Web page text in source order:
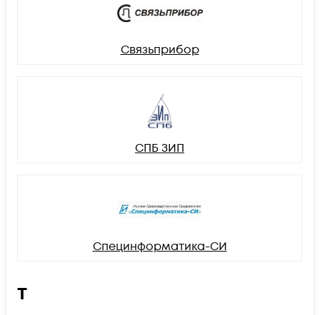
Связьприбор
СПБ ЗИП
Специнформатика-СИ
Т